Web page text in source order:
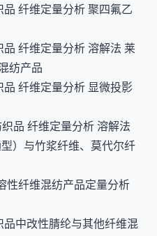
纤维定量分析 聚四氟乙
纤维定量分析 溶解法 莱
纺产品
纤维定量分析 显微投影
品 纤维定量分析 溶解法
）与竹浆纤维、莫代尔纤
性纤维混纺产品定量分析
中改性腈纶与其他纤维混